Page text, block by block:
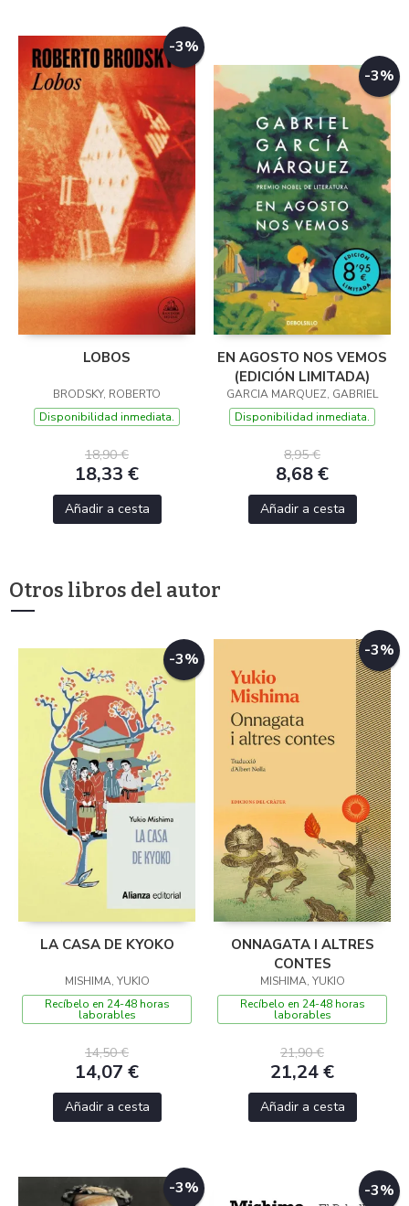
-3%
LOBOS
BRODSKY, ROBERTO
Disponibilidad inmediata.
18,90 €
18,33 €
Añadir a cesta
-3%
EN AGOSTO NOS VEMOS
(EDICIÓN LIMITADA)
GARCIA MARQUEZ, GABRIEL
Disponibilidad inmediata.
8,95 €
8,68 €
Añadir a cesta
Otros libros del autor
-3%
LA CASA DE KYOKO
MISHIMA, YUKIO
Recíbelo en 24-48 horas
laborables
14,50 €
14,07 €
Añadir a cesta
-3%
ONNAGATA I ALTRES
CONTES
MISHIMA, YUKIO
Recíbelo en 24-48 horas
laborables
21,90 €
21,24 €
Añadir a cesta
-3% -3%